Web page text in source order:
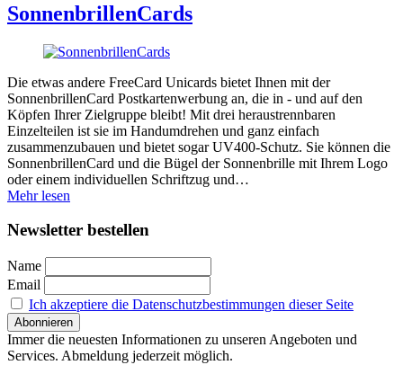
SonnenbrillenCards
Die etwas andere FreeCard Unicards bietet Ihnen mit der
SonnenbrillenCard Postkartenwerbung an, die in - und auf den
Köpfen Ihrer Zielgruppe bleibt! Mit drei heraustrennbaren
Einzelteilen ist sie im Handumdrehen und ganz einfach
zusammenzubauen und bietet sogar UV400-Schutz. Sie können die
SonnenbrillenCard und die Bügel der Sonnenbrille mit Ihrem Logo
oder einem individuellen Schriftzug und…
Mehr lesen
Newsletter bestellen
Name
Email
Ich akzeptiere die Datenschutzbestimmungen dieser Seite
Immer die neuesten Informationen zu unseren Angeboten und
Services. Abmeldung jederzeit möglich.